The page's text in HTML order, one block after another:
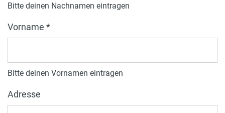
Bitte deinen Nachnamen eintragen
Vorname *
Bitte deinen Vornamen eintragen
Adresse